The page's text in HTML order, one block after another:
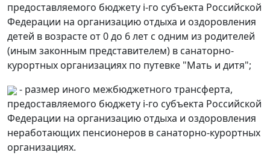
предоставляемого бюджету i-го субъекта Российской
Федерации на организацию отдыха и оздоровления
детей в возрасте от 0 до 6 лет с одним из родителей
(иным законным представителем) в санаторно-
курортных организациях по путевке "Мать и дитя";
- размер иного межбюджетного трансферта,
предоставляемого бюджету i-го субъекта Российской
Федерации на организацию отдыха и оздоровления
неработающих пенсионеров в санаторно-курортных
организациях.